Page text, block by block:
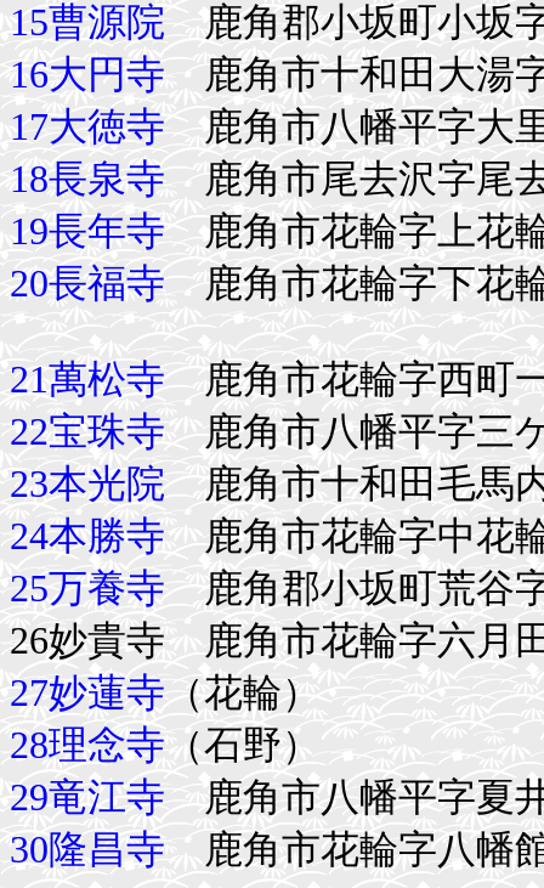
15曹源院 鹿角郡小坂町小坂
16大円寺 鹿角市十和田大湯
17大徳寺 鹿角市八幡平字大
18長泉寺 鹿角市尾去沢字尾
19長年寺 鹿角市花輪字上花
20長福寺 鹿角市花輪字下花
21萬松寺 鹿角市花輪字西町
22宝珠寺 鹿角市八幡平字三
23本光院 鹿角市十和田毛馬
24本勝寺 鹿角市花輪字中花
25万養寺 鹿角郡小坂町荒谷
26妙貴寺 鹿角市花輪字六月
27妙蓮寺 （花輪）
28理念寺 （石野）
29竜江寺 鹿角市八幡平字夏
30隆昌寺 鹿角市花輪字八幡